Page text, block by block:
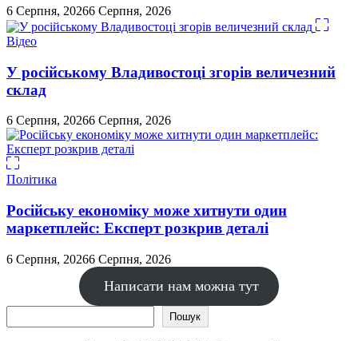
6 Серпня, 20266 Серпня, 2026
Відео
У російському Владивостоці згорів величезний
склад
6 Серпня, 20266 Серпня, 2026
Політика
Російську економіку може хитнути один
маркетплейс: Експерт розкрив деталі
6 Серпня, 20266 Серпня, 2026
Написати нам можна тут
Пошук